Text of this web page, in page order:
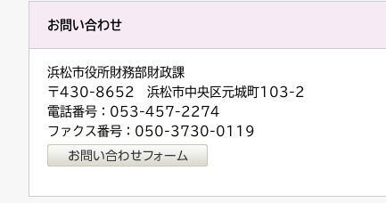
お問い合わせ
浜松市役所財務部財政課
〒430-8652 浜松市中央区元城町103-2
電話番号：053-457-2274
ファクス番号：050-3730-0119